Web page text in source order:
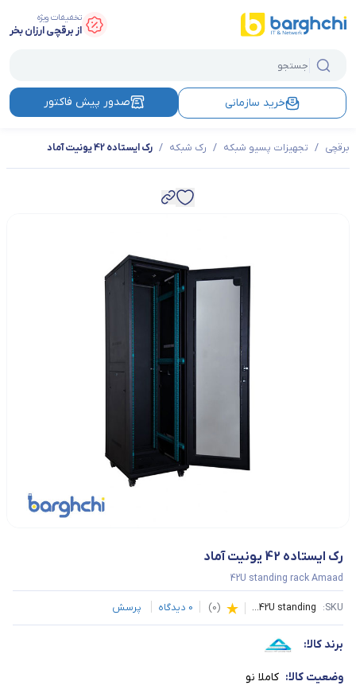
تخفیفات ویژه
از برقچی ارزان بخر
خرید سازمانی صدور پیش فاکتور
برقچی / تجهیزات پسیو شبکه / رک شبکه / رک ایستاده 42 یونیت آماد
رک ایستاده 42 یونیت آماد
42U standing rack Amaad
SKU:
42U standing...
(
0
)
0 دیدگاه پرسش
برند کالا:
وضعیت کالا: کاملا نو